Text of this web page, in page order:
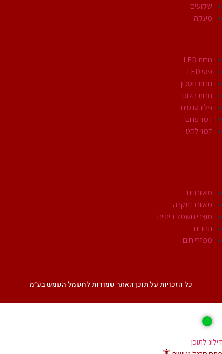
שקועים
מעקה
נורות LED
פסי LED
נורות חסכון
נורות הלוגן
פלורסנטים
דמוי פחם
דמוי להט
מאווררים
מאווררי תקרה
מוצרי חשמל ביתיים
תנורים
מפזרי חום
כל הזכויות על תוכן האתר שמורות לחשמל השמש בע״מ
לתוכן